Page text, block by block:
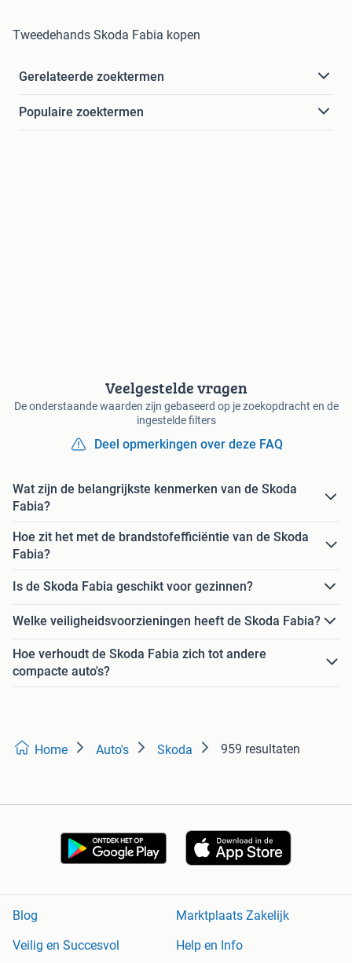
Tweedehands Skoda Fabia kopen
Gerelateerde zoektermen
Populaire zoektermen
Veelgestelde vragen
De onderstaande waarden zijn gebaseerd op je zoekopdracht en de
ingestelde filters
Deel opmerkingen over deze FAQ
Wat zijn de belangrijkste kenmerken van de Skoda
Fabia?
Hoe zit het met de brandstofefficiëntie van de Skoda
Fabia?
Is de Skoda Fabia geschikt voor gezinnen?
Welke veiligheidsvoorzieningen heeft de Skoda Fabia?
Hoe verhoudt de Skoda Fabia zich tot andere
compacte auto's?
Home Auto's Skoda 959 resultaten
Blog
Marktplaats Zakelijk
Veilig en Succesvol
Help en Info